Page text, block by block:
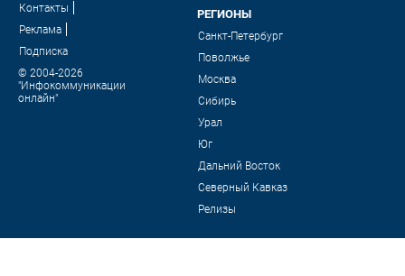
Контакты
Реклама
Подписка
© 2004-2026
"Инфокоммуникации
онлайн"
РЕГИОНЫ
Санкт-Петербург
Поволжье
Москва
Сибирь
Урал
Юг
Дальний Восток
Северный Кавказ
Релизы